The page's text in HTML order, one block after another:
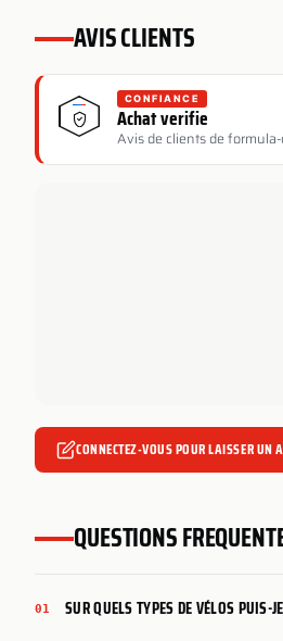
AVIS CLIENTS
CONFIANCE
Achat verifie
Avis de clients de
CONNECTEZ-VOUS POUR LAISSER UN
QUESTIONS
01 SUR QUELS TYPES DE VÉLOS PUIS-